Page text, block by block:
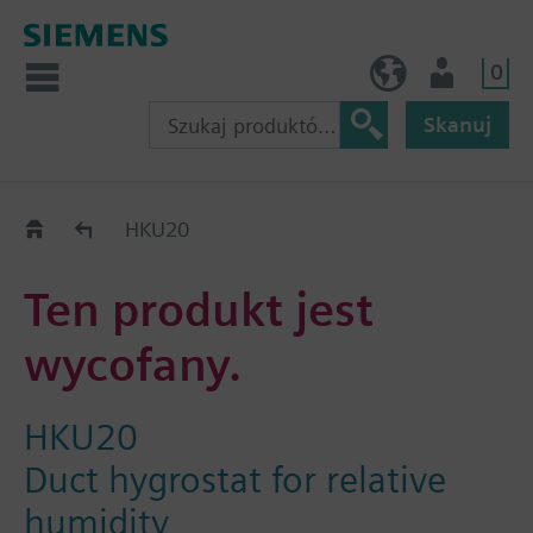
0
Skanuj
Old2NewHKU20
Ten produkt jest
wycofany.
HKU20
Duct hygrostat for relative
humidity